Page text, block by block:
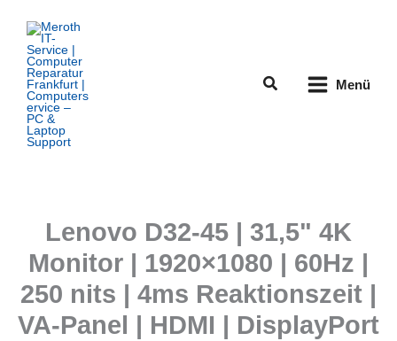
Inhalt
springen
Suchen Menü
Lenovo D32-45 | 31,5" 4K
Monitor | 1920×1080 | 60Hz |
250 nits | 4ms Reaktionszeit |
VA-Panel | HDMI | DisplayPort